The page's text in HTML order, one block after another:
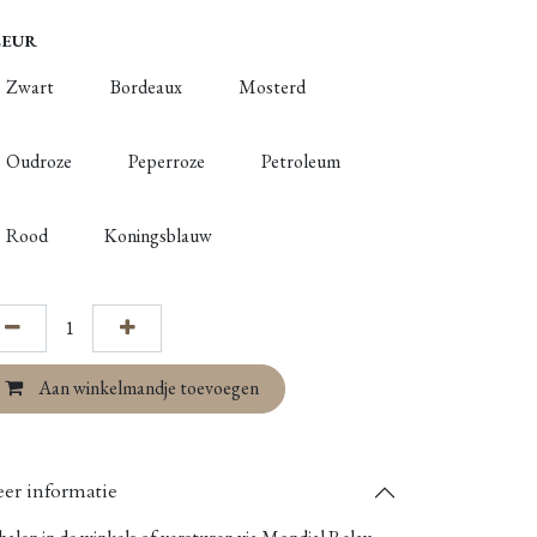
Zwart Bordeaux Mosterd
Oudroze Peperroze Petroleum
Rood Koningsblauw
Aan winkelmandje toevoegen
informatie